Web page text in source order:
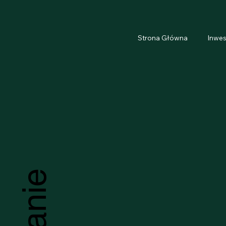
Strona Główna